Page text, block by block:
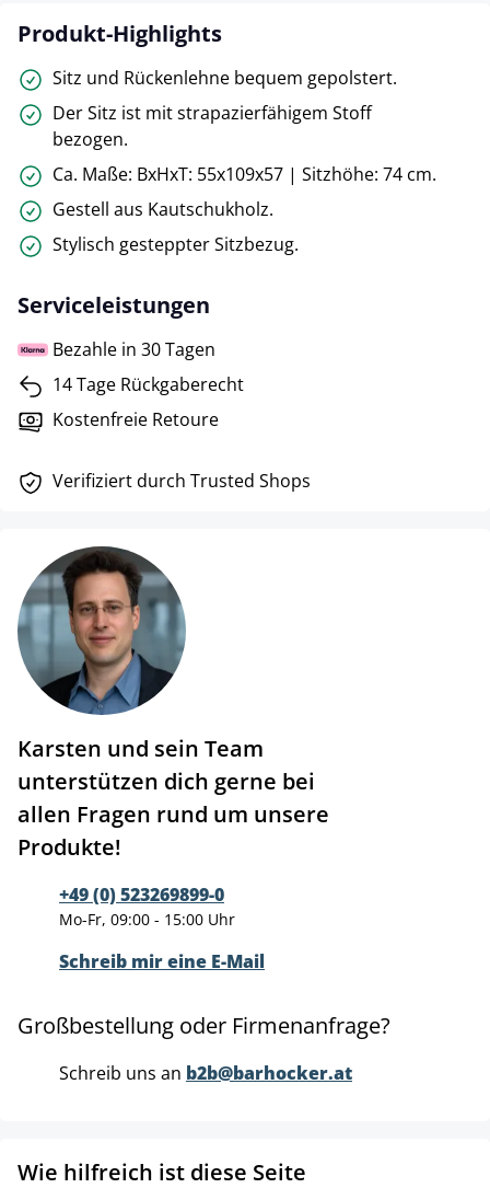
Produkt-Highlights
Sitz und Rückenlehne bequem gepolstert.
Der Sitz ist mit strapazierfähigem Stoff
bezogen.
Ca. Maße: BxHxT: 55x109x57 | Sitzhöhe: 74 cm.
Gestell aus Kautschukholz.
Stylisch gesteppter Sitzbezug.
Serviceleistungen
Bezahle in 30 Tagen
14 Tage Rückgaberecht
Kostenfreie Retoure
Verifiziert durch Trusted Shops
Karsten und sein Team
unterstützen dich gerne bei
allen Fragen rund um unsere
Produkte!
+49 (0) 523269899-0
Mo-Fr, 09:00 - 15:00 Uhr
Schreib mir eine E-Mail
Großbestellung oder Firmenanfrage?
Schreib uns an b2b@barhocker.at
Wie hilfreich ist diese Seite